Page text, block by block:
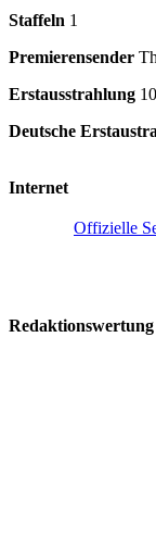
Staffeln 1
Premierensender
Erstausstrahlung
Deutsche
Internet
Offizielle
Redaktionswertung